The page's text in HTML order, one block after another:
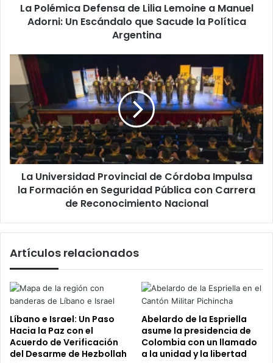
Escándalo
la
Política
Argentina
La Polémica Defensa de Lilia Lemoine a Manuel
Adorni: Un Escándalo que Sacude la Política
Argentina
Universidad
Provincial
Córdoba
Impulsa
la
Formación
en
Seguridad
Pública
de
Nacional
La Universidad Provincial de Córdoba Impulsa
la Formación en Seguridad Pública con Carrera
de Reconocimiento Nacional
Artículos relacionados
Líbano e Israel: Un Paso
Hacia la Paz con el
Acuerdo de Verificación
del Desarme de Hezbollah
Abelardo de la Espriella
asume la presidencia de
Colombia con un llamado
a la unidad y la libertad